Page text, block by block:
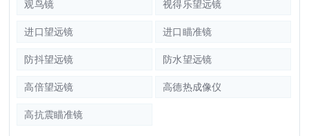
观鸟镜 视得乐望远镜
进口望远镜 进口瞄准镜
防抖望远镜 防水望远镜
高倍望远镜 高德热成像仪
高抗震瞄准镜